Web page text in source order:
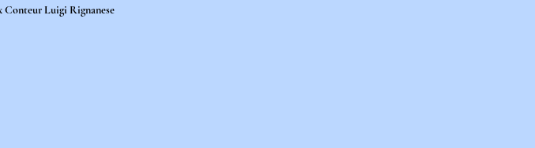
Conteur Luigi Rignanese